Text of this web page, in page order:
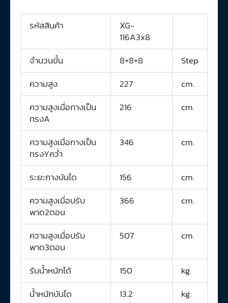
รหัสสินค้า
XG-
116A3x8
จำนวนขั้น
8+8+8
Step
ความสูง
227
cm.
ความสูงเมื่อกางเป็น
ทรงA
216 cm.
ความสูงเมื่อกางเป็น
ทรงYคว่ำ
346 cm.
ระยะกางบันได 156
cm.
ความสูงเมื่อปรับ
พาด2ตอน
366 cm.
ความสูงเมื่อปรับ
พาด3ตอน
507 cm.
รับน้ำหนักได้ 150
kg.
น้ำหนักบันได
13.2 kg.